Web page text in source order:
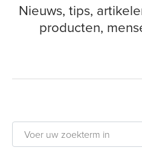
Nieuws, tips,
producten,